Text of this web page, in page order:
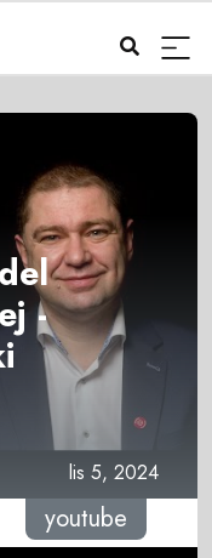
-
lis 5, 2024
youtube